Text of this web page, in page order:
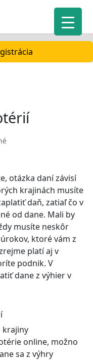
otázka daní závisí
krajinách musíte
daň, zatiaľ čo v
od dane. Mali by
musíte neskôr
ktoré vám z
platí aj v
podnik. V
dane z výhier v
online, možno
sa z výhry